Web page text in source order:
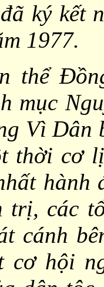
ký kết
1977.
thể
mục
Vì Dân
thời cơ
hành
trị, các
cánh
cơ hội